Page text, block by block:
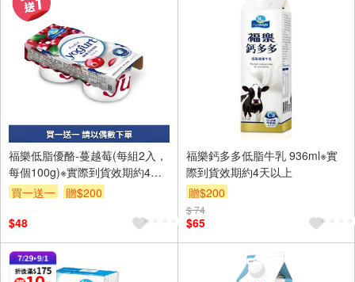
福樂低脂優酪-蔓越莓(每組2入，
每個100g)※實際到貨效期約4天
以上
買一送一
贈$200
$48
福樂鈣多多低脂牛乳 936ml※實
際到貨效期約4天以上
贈$200
$ 74
$65